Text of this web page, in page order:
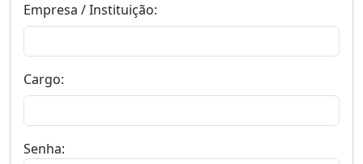
Empresa / Instituição:
Cargo:
Senha: